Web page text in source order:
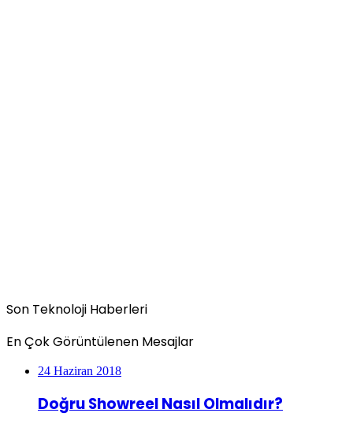
Son Teknoloji Haberleri
En Çok Görüntülenen Mesajlar
24 Haziran 2018
Doğru Showreel Nasıl Olmalıdır?